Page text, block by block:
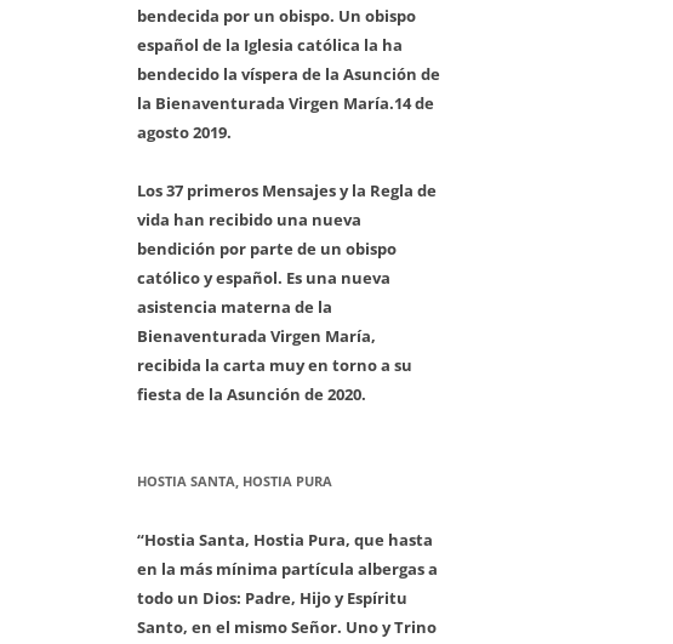
bendecida por un obispo. Un obispo
español de la Iglesia católica la ha
bendecido la víspera de la Asunción de
la Bienaventurada Virgen María.14 de
agosto 2019.
Los 37 primeros Mensajes y la Regla de
vida han recibido una nueva
bendición por parte de un obispo
católico y español. Es una nueva
asistencia materna de la
Bienaventurada Virgen María,
recibida la carta muy en torno a su
fiesta de la Asunción de 2020.
HOSTIA SANTA, HOSTIA PURA
“Hostia Santa, Hostia Pura, que hasta
en la más mínima partícula albergas a
todo un Dios: Padre, Hijo y Espíritu
Santo, en el mismo Señor. Uno y Trino